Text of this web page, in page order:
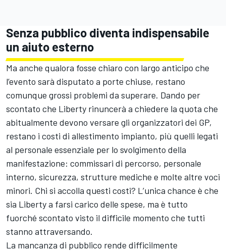
Senza pubblico diventa indispensabile
un aiuto esterno
Ma anche qualora fosse chiaro con largo anticipo che
l’evento sarà disputato a porte chiuse, restano
comunque grossi problemi da superare. Dando per
scontato che Liberty rinuncerà a chiedere la quota che
abitualmente devono versare gli organizzatori dei GP,
restano i costi di allestimento impianto, più quelli legati
al personale essenziale per lo svolgimento della
manifestazione: commissari di percorso, personale
interno, sicurezza, strutture mediche e molte altre voci
minori. Chi si accolla questi costi? L’unica chance è che
sia Liberty a farsi carico delle spese, ma è tutto
fuorché scontato visto il difficile momento che tutti
stanno attraversando.
La mancanza di pubblico rende difficilmente